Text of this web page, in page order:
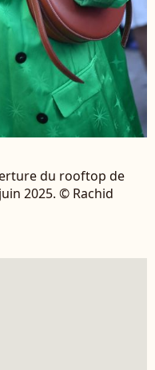
du rooftop de
2025. © Rachid